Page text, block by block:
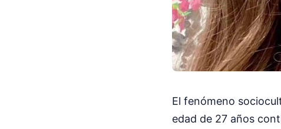
El fenómeno
edad de 27 años